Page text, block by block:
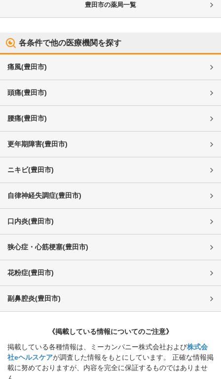
豊田市の薬局一覧
各条件で他の医療機関を探す
痛風(豊田市)
頭痛(豊田市)
腰痛(豊田市)
更年期障害(豊田市)
ニキビ(豊田市)
自律神経失調症(豊田市)
口内炎(豊田市)
狭心症・心筋梗塞(豊田市)
花粉症(豊田市)
副鼻腔炎(豊田市)
《掲載している情報についてのご注意》
掲載している各種情報は、ミーカンパニー株式会社および株式会
社eヘルスケアが調査した情報をもとにしています。 正確な情報掲
載に努めておりますが、内容を完全に保証するものではありませ